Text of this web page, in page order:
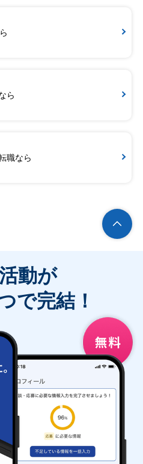
ら
職なら
動が
で完結！